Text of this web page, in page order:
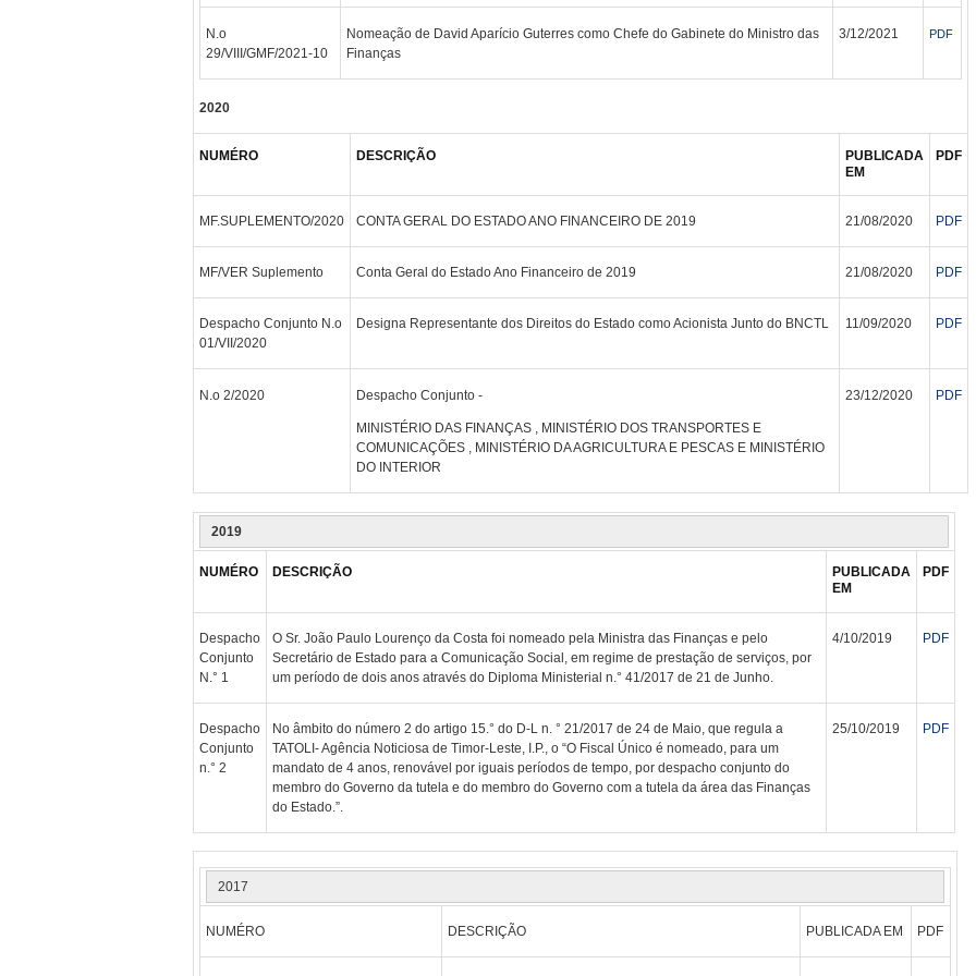
N.o
29/VIII/GMF/2021-10
Nomeação de David Aparício Guterres como Chefe do Gabinete do Ministro das
Finanças
3/12/2021 PDF
2020
NUMÉRO DESCRIÇÃO
PUBLICADA
EM
PDF
MF.SUPLEMENTO/2020 CONTA GERAL DO ESTADO ANO FINANCEIRO DE 2019 21/08/2020 PDF
MF/VER Suplemento Conta Geral do Estado Ano Financeiro de 2019 21/08/2020 PDF
Despacho Conjunto N.o
01/VII/2020
Designa Representante dos Direitos do Estado como Acionista Junto do BNCTL 11/09/2020 PDF
N.o 2/2020 Despacho Conjunto -
MINISTÉRIO DAS FINANÇAS , MINISTÉRIO DOS TRANSPORTES E
COMUNICAÇÕES , MINISTÉRIO DA AGRICULTURA E PESCAS E MINISTÉRIO
DO INTERIOR
23/12/2020 PDF
2019
NUMÉRO DESCRIÇÃO
PUBLICADA
EM
PDF
Despacho
Conjunto
N.° 1
O Sr. João Paulo Lourenço da Costa foi nomeado pela Ministra das Finanças e pelo
Secretário de Estado para a Comunicação Social, em regime de prestação de serviços, por
um período de dois anos através do Diploma Ministerial n.° 41/2017 de 21 de Junho.
4/10/2019 PDF
Despacho
Conjunto
n.° 2
No âmbito do número 2 do artigo 15.° do D-L n. ° 21/2017 de 24 de Maio, que regula a
TATOLI- Agência Noticiosa de Timor-Leste, I.P., o “O Fiscal Único é nomeado, para um
mandato de 4 anos, renovável por iguais períodos de tempo, por despacho conjunto do
membro do Governo da tutela e do membro do Governo com a tutela da área das Finanças
do Estado.”.
25/10/2019 PDF
2017
NUMÉRO DESCRIÇÃO PUBLICADA EM PDF